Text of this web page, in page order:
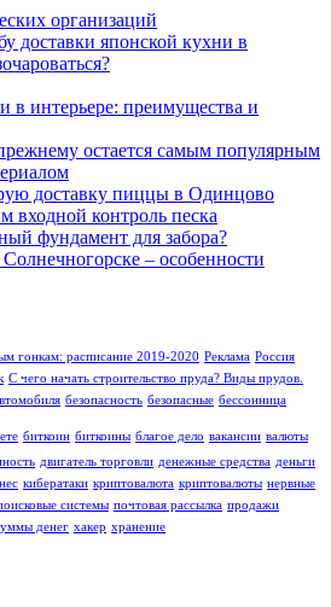
организаций
доставки японской кухни в
в интерьере: преимущества и
остается самым популярным
доставку пиццы в Одинцово
входной контроль песка
фундамент для забора?
– особенности
гонкам: расписание 2019-2020 Реклама Россия
С чего начать строительство пруда? Виды прудов.
безопасность безопасные бессонница
биткоин биткоины благое дело вакансии валюты
двигатель торговли денежные средства деньги
кибератаки криптовалюта криптовалюты нервные
системы почтовая рассылка продажи
денег хакер хранение